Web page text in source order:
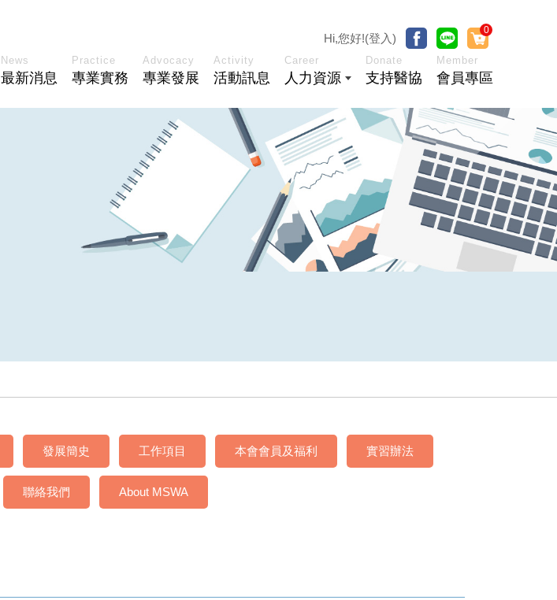
News
最新消息
Practice
專業實務
Advocacy
專業發展
Activity
活動訊息
Career
人力資源
Donate
支持醫協
Member
會員專區
Hi,您好!(登入)
0
發展簡史 工作項目 本會會員及福利 實習辦法
聯絡我們 About MSWA